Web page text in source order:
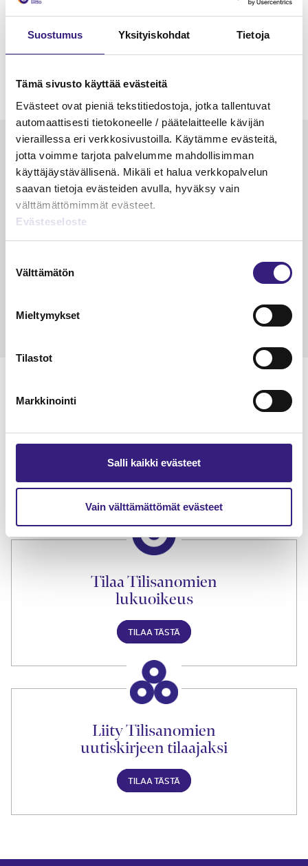
Suostumus Yksityiskohdat Tietoja
Tämä sivusto käyttää evästeitä
Evästeet ovat pieniä tekstitiedostoja, jotka tallentuvat
automaattisesti tietokoneelle / päätelaitteelle kävijän
vieraillessa eri verkkosivustoilla. Käytämme evästeitä,
jotta voimme tarjota palvelumme mahdollisimman
käyttäjäystävällisenä. Mikäli et halua verkkopalvelun
saavan tietoja evästeiden avulla, hyväksy vain
välttämättömimmät evästeet.
Evästeseloste
valinta
Välttämätön
Mieltymykset
Tilastot
Markkinointi
Salli kaikki evästeet
Vain välttämättömät evästeet
Luetuimmat
VEROTUS
Kulu­veloitukset arvon­lisä­
verotuksessa – omien kulujen
Petri Salomaa
Tarja
14.5.2021
Lue Tilisanomien
näytenumero
TILAA TÄSTÄ
Tilaa Tilisanomien
lukuoikeus
TILAA TÄSTÄ
Liity Tilisanomien
uutiskirjeen tilaajaksi
TILAA TÄSTÄ